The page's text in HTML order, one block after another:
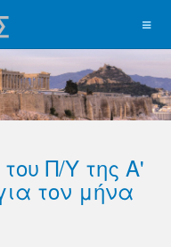
Π/Υ της Α'
τον μήνα